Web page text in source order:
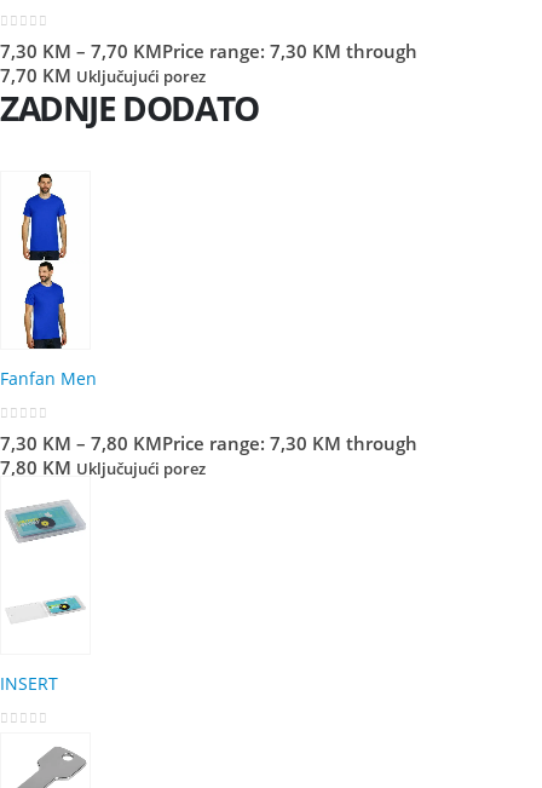
7,30 KM – 7,70 KMPrice range: 7,30 KM through
7,70 KM Uključujući porez
ZADNJE DODATO
Fanfan Men
7,30 KM – 7,80 KMPrice range: 7,30 KM through
7,80 KM Uključujući porez
INSERT